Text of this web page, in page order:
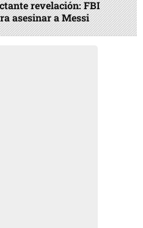
revelación: FBI
asesinar a Messi